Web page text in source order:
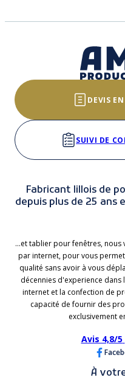
DEVIS
SUIVI DE
Fabricant lillois de
depuis plus de 25
...et tablier pour fenêtres,
par internet, pour vous
qualité sans avoir à vous
décennies d'experience dans
internet et la confection de
capacité de fournir des
exclusivement
Avis 4,8/5
À